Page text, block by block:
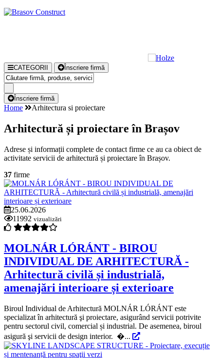
CATEGORII Înscriere firmă
Înscriere firmă
Home Arhitectura si proiectare
Arhitectură și proiectare în Brașov
Adrese și informații complete de contact firme ce au ca obiect de
activitate servicii de arhitectură și proiectare în Brașov.
37 firme
25.06.2026
11992 vizualizări
MOLNÁR LÓRÁNT - BIROU
INDIVIDUAL DE ARHITECTURĂ -
Arhitectură civilă și industrială,
amenajări interioare și exterioare
Biroul Individual de Arhitectură MOLNÁR LÓRÁNT este
specializat în arhitectură şi proiectare, asigurând servicii potrivite
pentru sectorul civil, comercial și industrial. De asemenea, biroul
asigură şi servicii de design interior. �...